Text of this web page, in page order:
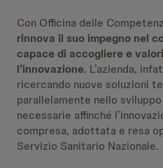
Con Officina delle
rinnova il suo impegno nel
capace di accogliere e
l’innovazione. L’azienda,
ricercando nuove soluzioni
parallelamente nello
necessarie affinché
compresa, adottata e resa
Servizio Sanitario Nazionale.